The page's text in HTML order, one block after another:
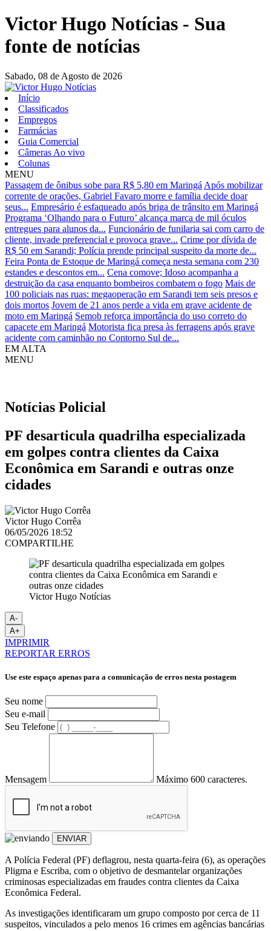
Victor Hugo Notícias - Sua
fonte de notícias
Sabado, 08 de Agosto de 2026
Início
Classificados
Empregos
Farmácias
Guia Comercial
Câmeras Ao vivo
Colunas
MENU
Passagem de ônibus sobe para R$ 5,80 em Maringá Após mobilizar
corrente de orações, Gabriel Favaro morre e família decide doar
seus... Empresário é esfaqueado após briga de trânsito em Maringá
Programa ‘Olhando para o Futuro’ alcança marca de mil óculos
entregues para alunos da... Funcionário de funilaria sai com carro de
cliente, invade preferencial e provoca grave... Crime por dívida de
R$ 50 em Sarandi; Polícia prende principal suspeito da morte de...
Feira Ponta de Estoque de Maringá começa nesta semana com 230
estandes e descontos em... Cena comove; Idoso acompanha a
destruição da casa enquanto bombeiros combatem o fogo Mais de
100 policiais nas ruas: megaoperação em Sarandi tem seis presos e
dois mortos Jovem de 21 anos perde a vida em grave acidente de
moto em Maringá Semob reforça importância do uso correto do
capacete em Maringá Motorista fica presa às ferragens após grave
acidente com caminhão no Contorno Sul de...
EM ALTA
MENU
Notícias Policial
PF desarticula quadrilha especializada
em golpes contra clientes da Caixa
Econômica em Sarandi e outras onze
cidades
Victor Hugo Corrêa
06/05/2026 18:52
COMPARTILHE
Victor Hugo Notícias
A-
A+
IMPRIMIR
REPORTAR ERROS
Use este espaço apenas para a comunicação de erros nesta postagem
Seu nome
Seu e-mail
Seu Telefone
Mensagem Máximo 600 caracteres.
ENVIAR
A Polícia Federal (PF) deflagrou, nesta quarta-feira (6), as operações
Pligma e Escriba, com o objetivo de desmantelar organizações
criminosas especializadas em fraudes contra clientes da Caixa
Econômica Federal.
As investigações identificaram um grupo composto por cerca de 11
suspeitos, vinculados a pelo menos 16 crimes em agências bancárias